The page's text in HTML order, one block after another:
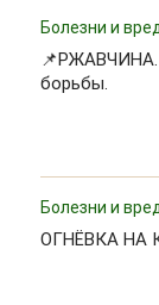
Болезни и
борьбы.
Болезни и
ОГНЁВКА НА